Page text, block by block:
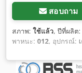
สอบถาม
สภาพ: ใช้แล้ว, ปีที่ผลิต:
พาหนะ: 012, อุปกรณ์: